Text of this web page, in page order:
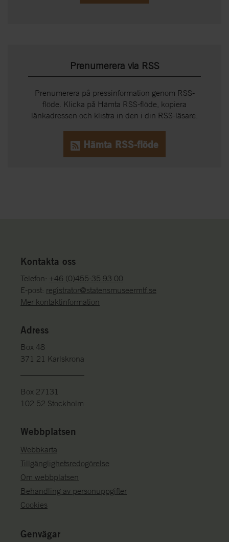
Prenumerera via RSS
Prenumerera på pressinformation genom RSS-
flöde. Klicka på Hämta RSS-flöde, kopiera
länkadressen och klistra in den i din RSS-läsare.
Hämta RSS-flöde
Kontakta oss
Telefon: +46 (0)455-35 93 00
E-post: registrator@statensmuseermtf.se
Mer kontaktinformation
Adress
Box 48
371 21 Karlskrona
Box 27131
102 52 Stockholm
Webbplatsen
Webbkarta
Tillgänglighetsredogörelse
Om webbplatsen
Behandling av personuppgifter
Cookies
Genvägar